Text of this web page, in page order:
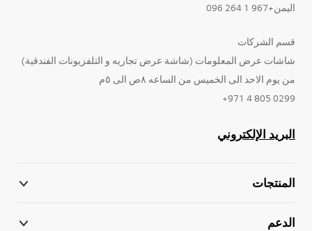
اليمن+967 1 264 096
قسم الشركات
شاشات عرض المعلومات (شاشة عرض تجاريه و التلفزيونات الفندقية)
من يوم الاحد الى الخميس من الساعه ٨ص الى ٥م
0299 805 4 971+
البريد الإلكتروني
المنتجات
الدعم